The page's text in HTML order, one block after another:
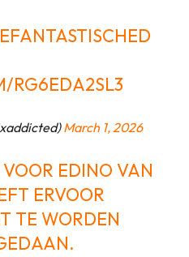
RG6EDA2SL3
March 1, 2026
EDINO VAN
ERVOOR
TE WORDEN